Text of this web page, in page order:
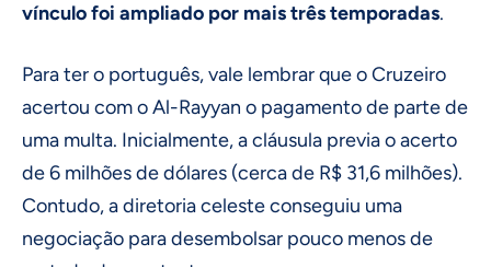
vínculo foi ampliado por mais três temporadas.
Para ter o português, vale lembrar que o Cruzeiro
acertou com o Al-Rayyan o pagamento de parte de
uma multa. Inicialmente, a cláusula previa o acerto
de 6 milhões de dólares (cerca de R$ 31,6 milhões).
Contudo, a diretoria celeste conseguiu uma
negociação para desembolsar pouco menos de